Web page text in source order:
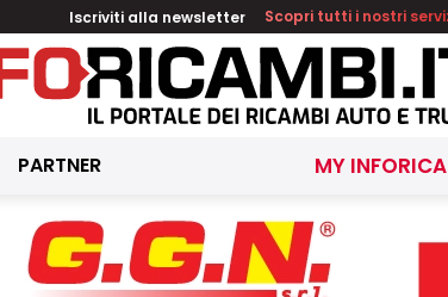
Iscriviti alla newsletter Scopri tutti i nostri
PARTNER MY